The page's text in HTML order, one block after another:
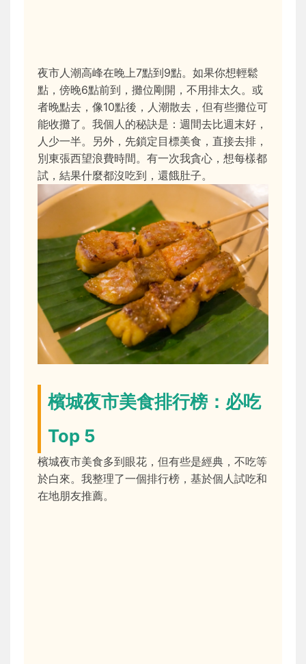
夜市人潮高峰在晚上7點到9點。如果你想輕鬆
點，傍晚6點前到，攤位剛開，不用排太久。或
者晚點去，像10點後，人潮散去，但有些攤位可
能收攤了。我個人的秘訣是：週間去比週末好，
人少一半。另外，先鎖定目標美食，直接去排，
別東張西望浪費時間。有一次我貪心，想每樣都
試，結果什麼都沒吃到，還餓肚子。
檳城夜市美食排行榜：必吃
Top 5
檳城夜市美食多到眼花，但有些是經典，不吃等
於白來。我整理了一個排行榜，基於個人試吃和
在地朋友推薦。